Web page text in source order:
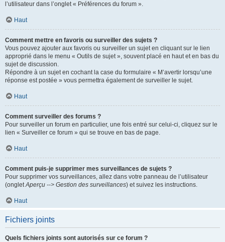
l’utilisateur dans l’onglet « Préférences du forum ».
Haut
Comment mettre en favoris ou surveiller des sujets ?
Vous pouvez ajouter aux favoris ou surveiller un sujet en cliquant sur le lien
approprié dans le menu « Outils de sujet », souvent placé en haut et en bas du
sujet de discussion.
Répondre à un sujet en cochant la case du formulaire « M’avertir lorsqu’une
réponse est postée » vous permettra également de surveiller le sujet.
Haut
Comment surveiller des forums ?
Pour surveiller un forum en particulier, une fois entré sur celui-ci, cliquez sur le
lien « Surveiller ce forum » qui se trouve en bas de page.
Haut
Comment puis-je supprimer mes surveillances de sujets ?
Pour supprimer vos surveillances, allez dans votre panneau de l’utilisateur
(ongletAperçu --> Gestion des surveillances) et suivez les instructions.
Haut
Fichiers joints
Quels fichiers joints sont autorisés sur ce forum ?